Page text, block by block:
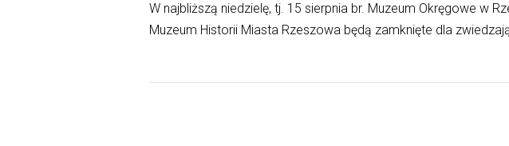
W najbliższą niedzielę, tj. 15 sierpnia br. Muzeum Okręgowe w
Muzeum Historii Miasta Rzeszowa będą zamknięte dla